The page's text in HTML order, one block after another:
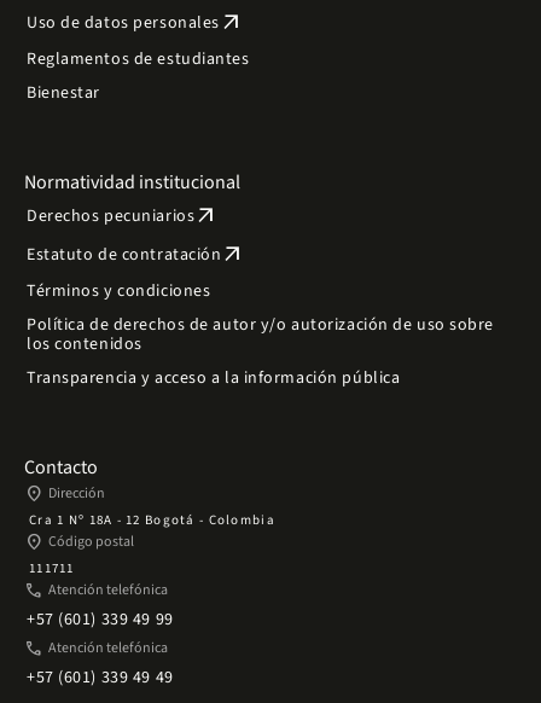
Uso de datos personales arrow_outward
Reglamentos de estudiantes
Bienestar
Normatividad institucional
Derechos pecuniariosarrow_outward
Estatuto de contratación arrow_outward
Términos y condiciones
Política de derechos de autor y/o autorización de uso sobre
los contenidos
Transparencia y acceso a la información pública
Contacto
place Dirección
Cra 1 Nº 18A - 12 Bogotá - Colombia
place Código postal
111711
phone Atención telefónica
+57 (601) 339 49 99
phone Atención telefónica
+57 (601) 339 49 49